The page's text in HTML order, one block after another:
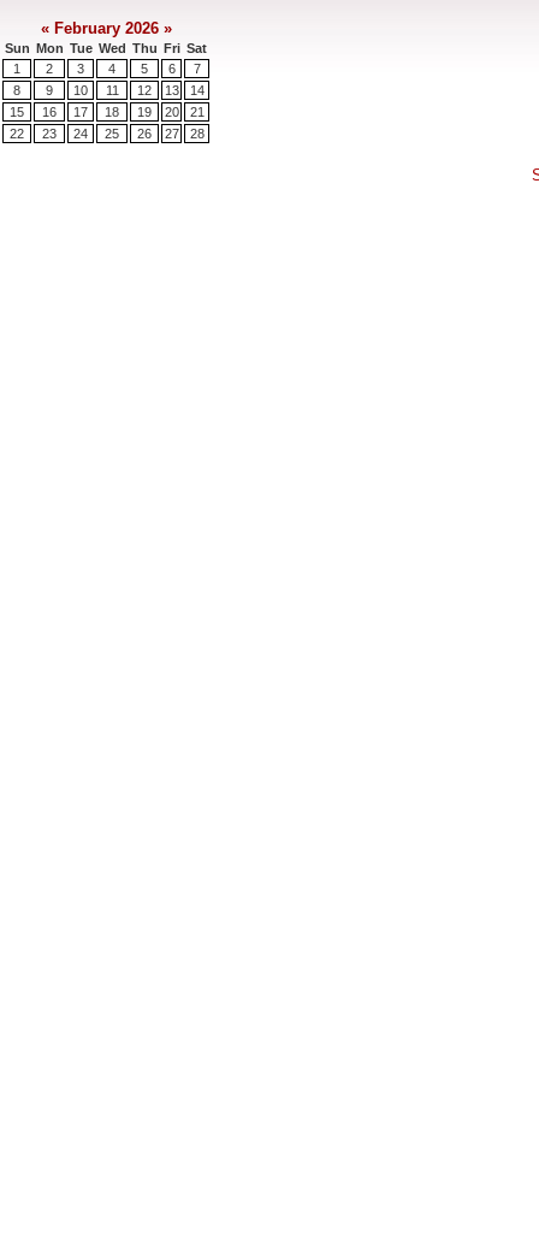
« February 2026 »
Sun Mon Tue Wed Thu Fri Sat
1
2 3 4 5 6
7
8
9 10 11 12 13
14
15
16 17 18 19 20
21
22
23 24 25 26 27 28